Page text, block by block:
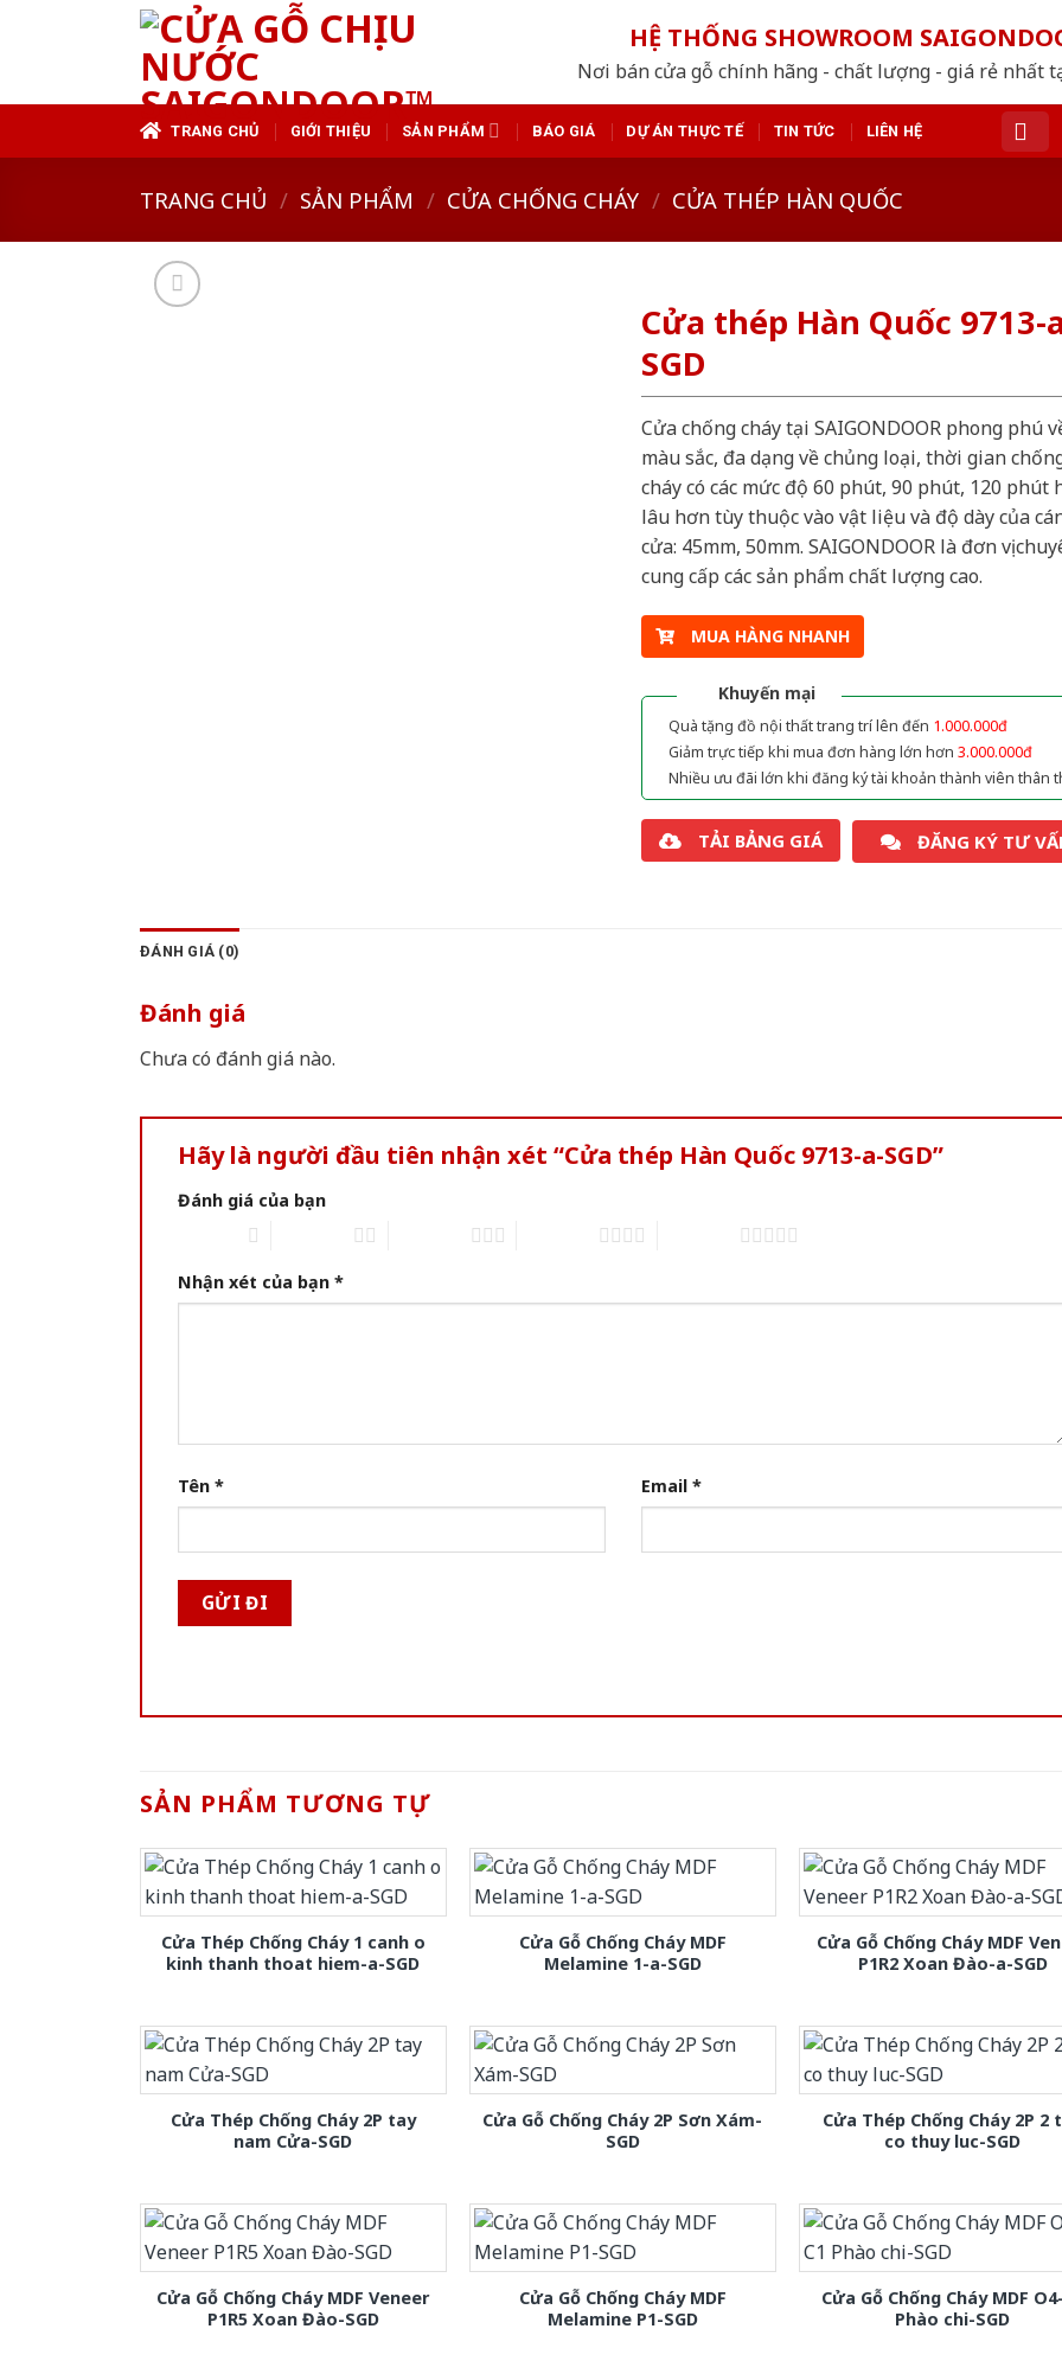
HỆ THỐNG SHOWROOM
Nơi bán cửa gỗ chính hãng - chất lượng - giá rẻ nhất
TRANG CHỦ GIỚI THIỆU SẢN PHẨM BÁO GIÁ DỰ ÁN THỰC TẾ TIN TỨC LIÊN HỆ
TRANG CHỦ / SẢN PHẨM / CỬA CHỐNG CHÁY / CỬA THÉP HÀN QUỐC
Cửa thép Hàn Quốc 9713-
SGD
Cửa chống cháy tại SAIGONDOOR phong phú
màu sắc, đa dạng về chủng loại, thời gian
cháy có các mức độ 60 phút, 90 phút, 120 phút
lâu hơn tùy thuộc vào vật liệu và độ dày của
cửa: 45mm, 50mm. SAIGONDOOR là đơn vị
cung cấp các sản phẩm chất lượng cao.
MUA HÀNG NHANH
Khuyến mại
Quà tặng đồ nội thất trang trí lên đến 1.000.000đ
Giảm trực tiếp khi mua đơn hàng lớn hơn 3.000.000đ
Nhiều ưu đãi lớn khi đăng ký tài khoản thành viên thân
TẢI BẢNG GIÁ ĐĂNG KÝ TƯ
ĐÁNH GIÁ (0)
Đánh giá
Chưa có đánh giá nào.
Hãy là người đầu tiên nhận xét “Cửa thép Hàn Quốc 9713-a-SGD”
Đánh giá của bạn
Nhận xét của bạn *
Tên * Email *
SẢN PHẨM TƯƠNG TỰ
Cửa Thép Chống Cháy 1 canh o
kinh thanh thoat hiem-a-SGD
Cửa Gỗ Chống Cháy MDF
Melamine 1-a-SGD
Cửa Gỗ Chống Cháy MDF
P1R2 Xoan Đào-a-SGD
Cửa Thép Chống Cháy 2P tay
nam Cửa-SGD
Cửa Gỗ Chống Cháy 2P Sơn Xám-
SGD
Cửa Thép Chống Cháy 2P 2
co thuy luc-SGD
Cửa Gỗ Chống Cháy MDF Veneer
P1R5 Xoan Đào-SGD
Cửa Gỗ Chống Cháy MDF
Melamine P1-SGD
Cửa Gỗ Chống Cháy MDF
Phào chi-SGD